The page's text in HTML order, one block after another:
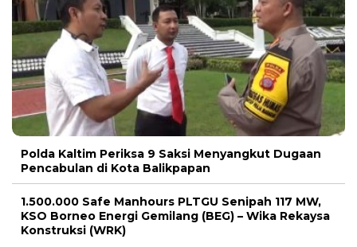
Polda Kaltim Periksa 9 Saksi Menyangkut Dugaan
Pencabulan di Kota Balikpapan
1.500.000 Safe Manhours PLTGU Senipah 117 MW,
KSO Borneo Energi Gemilang (BEG) – Wika Rekaysa
Konstruksi (WRK)